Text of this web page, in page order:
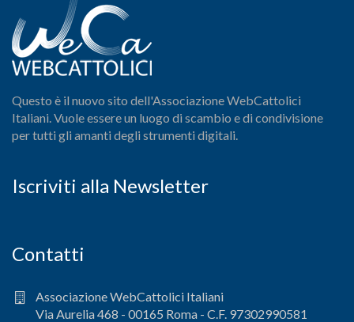
Questo è il nuovo sito dell'Associazione WebCattolici
Italiani. Vuole essere un luogo di scambio e di condivisione
per tutti gli amanti degli strumenti digitali.
Iscriviti alla Newsletter
Contatti
Associazione WebCattolici Italiani
Via Aurelia 468 - 00165 Roma - C.F. 97302990581